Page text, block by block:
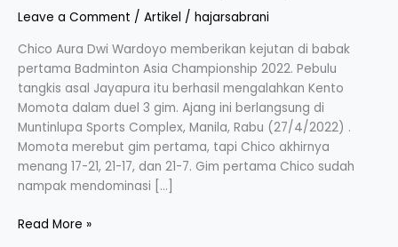
Leave a Comment / Artikel / hajarsabrani
Chico Aura Dwi Wardoyo memberikan kejutan di babak
pertama Badminton Asia Championship 2022. Pebulu
tangkis asal Jayapura itu berhasil mengalahkan Kento
Momota dalam duel 3 gim. Ajang ini berlangsung di
Muntinlupa Sports Complex, Manila, Rabu (27/4/2022) .
Momota merebut gim pertama, tapi Chico akhirnya
menang 17-21, 21-17, dan 21-7. Gim pertama Chico sudah
nampak mendominasi […]
Momota
Badminton
Asia
Championship
2022.
Read More »